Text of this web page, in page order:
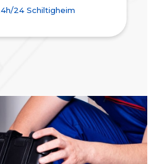
24 Schiltigheim